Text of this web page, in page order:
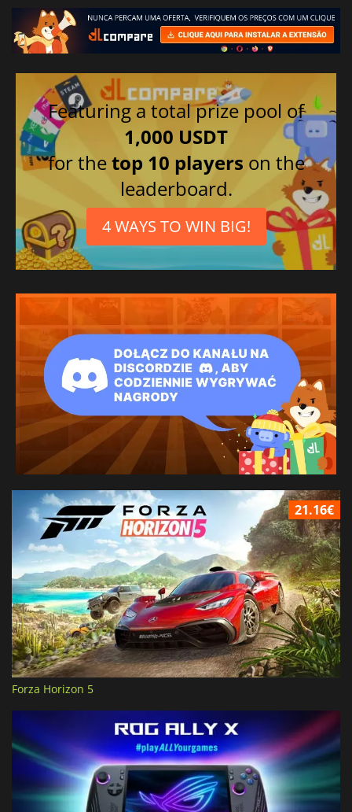
Featuring a total prize pool of
1,000 USDT
for thetop 10 players on the
leaderboard.
4 WAYS TO WIN BIG!
21.16€
Forza Horizon 5